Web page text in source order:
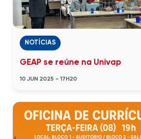
NOTÍCIAS
GEAP se reúne na Univap
10 JUN 2025 - 17H20